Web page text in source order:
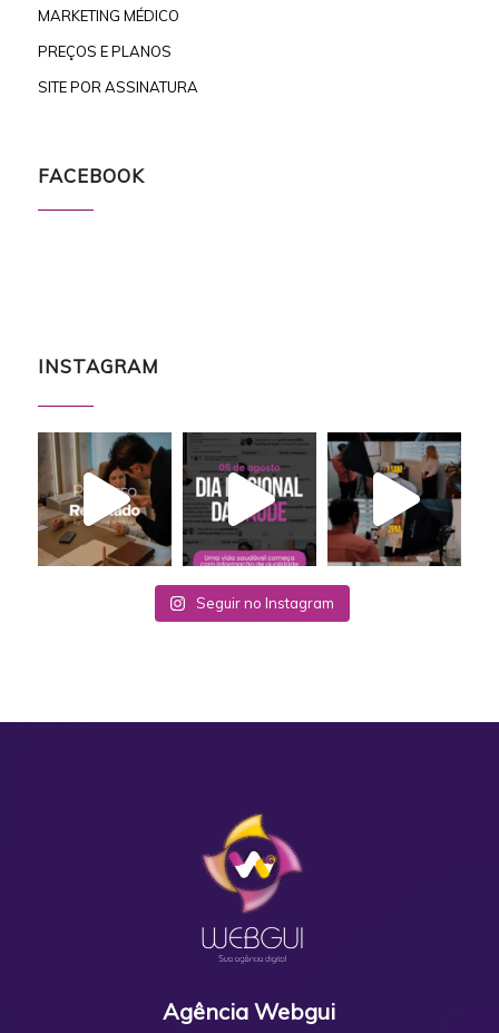
MARKETING MÉDICO
PREÇOS E PLANOS
SITE POR ASSINATURA
FACEBOOK
INSTAGRAM
Seguir no Instagram
Agência Webgui